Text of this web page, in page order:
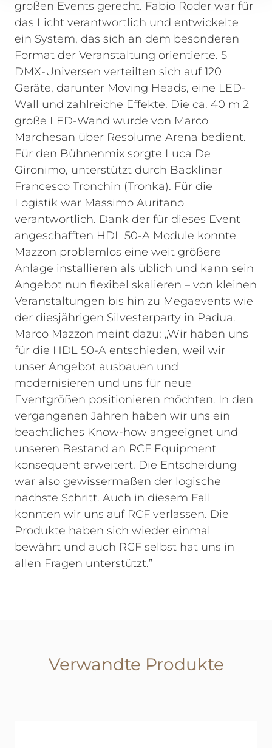
großen Events gerecht. Fabio Roder war für
das Licht verantwortlich und entwickelte
ein System, das sich an dem besonderen
Format der Veranstaltung orientierte. 5
DMX-Universen verteilten sich auf 120
Geräte, darunter Moving Heads, eine LED-
Wall und zahlreiche Effekte. Die ca. 40 m 2
große LED-Wand wurde von Marco
Marchesan über Resolume Arena bedient.
Für den Bühnenmix sorgte Luca De
Gironimo, unterstützt durch Backliner
Francesco Tronchin (Tronka). Für die
Logistik war Massimo Auritano
verantwortlich. Dank der für dieses Event
angeschafften HDL 50-A Module konnte
Mazzon problemlos eine weit größere
Anlage installieren als üblich und kann sein
Angebot nun flexibel skalieren – von kleinen
Veranstaltungen bis hin zu Megaevents wie
der diesjährigen Silvesterparty in Padua.
Marco Mazzon meint dazu: „Wir haben uns
für die HDL 50-A entschieden, weil wir
unser Angebot ausbauen und
modernisieren und uns für neue
Eventgrößen positionieren möchten. In den
vergangenen Jahren haben wir uns ein
beachtliches Know-how angeeignet und
unseren Bestand an RCF Equipment
konsequent erweitert. Die Entscheidung
war also gewissermaßen der logische
nächste Schritt. Auch in diesem Fall
konnten wir uns auf RCF verlassen. Die
Produkte haben sich wieder einmal
bewährt und auch RCF selbst hat uns in
allen Fragen unterstützt.”
Verwandte Produkte